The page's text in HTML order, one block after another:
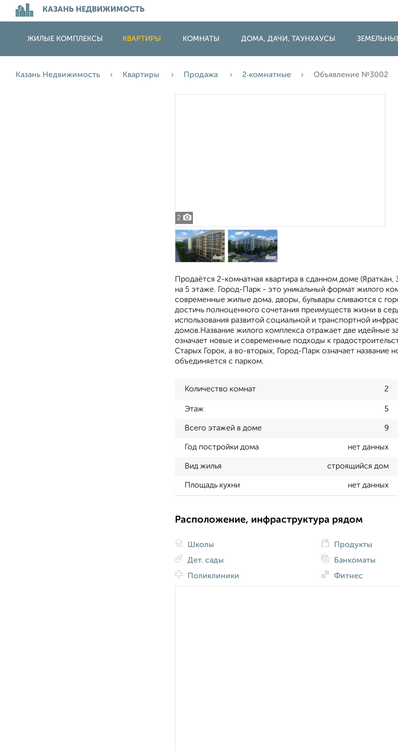
КАЗАНЬ НЕДВИЖИМОСТЬ
ЖИЛЫЕ КОМПЛЕКСЫ КВАРТИРЫ КОМНАТЫ ДОМА, ДАЧИ, ТАУНХАУСЫ
Казань Недвижимость Квартиры Продажа 2‑комнатные Объявление №3002
2
Продаётся 2-комнатная квартира в сданном доме
на 5 этаже. Город-Парк - это уникальный формат жилого
современные жилые дома, дворы, бульвары сливаются с
достичь полноценного сочетания преимуществ жизни в
использования развитой социальной и транспортной
домов.Название жилого комплекса отражает две идейные
означает новые и современные подходы к
Старых Горок, а во-вторых, Город-Парк означает название
объединяется с парком.
Количество комнат 2
Этаж 5
Всего этажей в доме 9
Год постройки дома нет данных
Вид жилья строящийся дом
Площадь кухни нет данных
Расположение, инфраструктура рядом
Школы
Дет. сады
Поликлиники
Продукты
Банкоматы
Фитнес